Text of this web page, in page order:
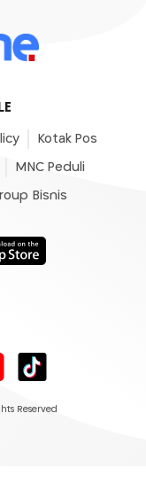
Kotak Pos
MNC Peduli
Bisnis
Reserved